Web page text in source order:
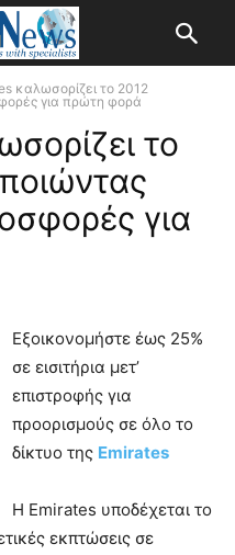
καλωσορίζει το 2012
για πρώτη φορά
το
για
Εξοικονομήστε έως 25%
σε εισιτήρια μετ’
επιστροφής για
προορισμούς σε όλο το
δίκτυο της Emirates
Η Emirates υποδέχεται το
εκπτώσεις σε